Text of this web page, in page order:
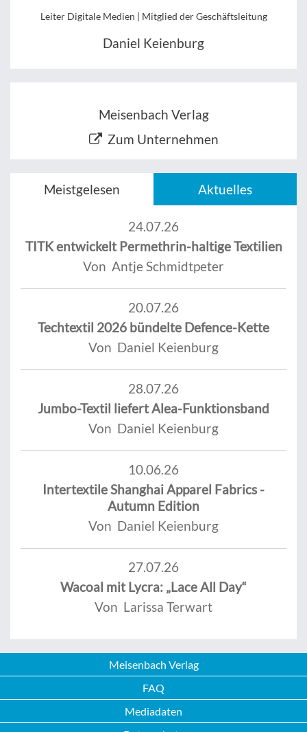
Leiter Digitale Medien | Mitglied der Geschäftsleitung
Daniel Keienburg
Meisenbach Verlag
Zum Unternehmen
Meistgelesen Aktuelles
24.07.26
TITK entwickelt Permethrin-haltige Textilien
Von Antje Schmidtpeter
20.07.26
Techtextil 2026 bündelte Defence-Kette
Von Daniel Keienburg
28.07.26
Jumbo-Textil liefert Alea-Funktionsband
Von Daniel Keienburg
10.06.26
Intertextile Shanghai Apparel Fabrics -
Autumn Edition
Von Daniel Keienburg
27.07.26
Wacoal mit Lycra: „Lace All Day“
Von Larissa Terwart
Meisenbach Verlag
FAQ
Mediadaten